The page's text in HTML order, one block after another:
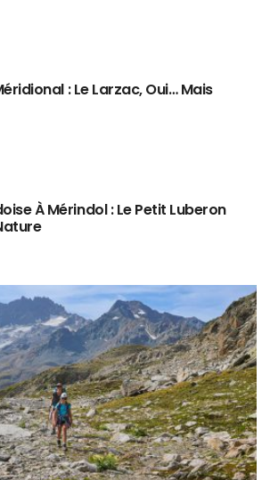
: Le Larzac, Oui… Mais
À Mérindol : Le Petit Luberon